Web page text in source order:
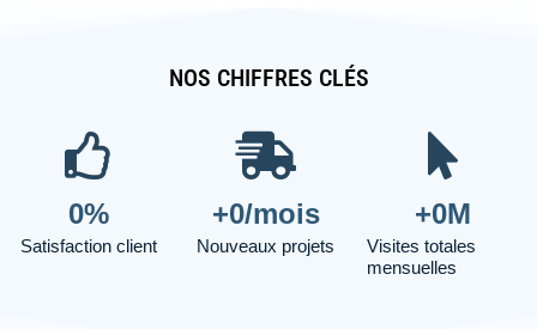
NOS CHIFFRES CLÉS
Satisfaction client
0%
Nouveaux projets
+0/mois
Visites totales
mensuelles
+0M